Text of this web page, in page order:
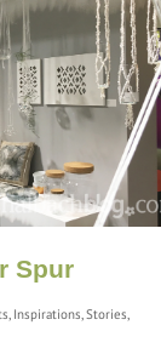
Spur
, Inspirations,Stories,